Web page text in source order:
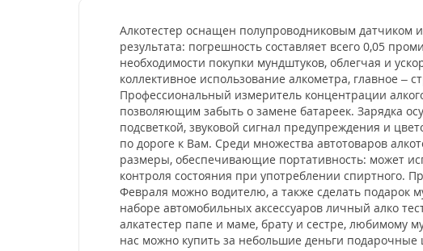
Алкотестер оснащен полупроводниковым
результата: погрешность составляет всего 0,05
необходимости покупки мундштуков, облегчая и
коллективное использование алкометра, главное –
Профессиональный измеритель концентрации
позволяющим забыть о замене батареек. Зарядка
подсветкой, звуковой сигнал предупреждения и
по дороге к Вам. Среди множества автотоваров
размеры, обеспечивающие портативность: может
контроля состояния при употреблении спиртного.
Февраля можно водителю, а также сделать подарок
наборе автомобильных аксессуаров личный алко
алкатестер папе и маме, брату и сестре,
нас можно купить за небольшие деньги подарочные